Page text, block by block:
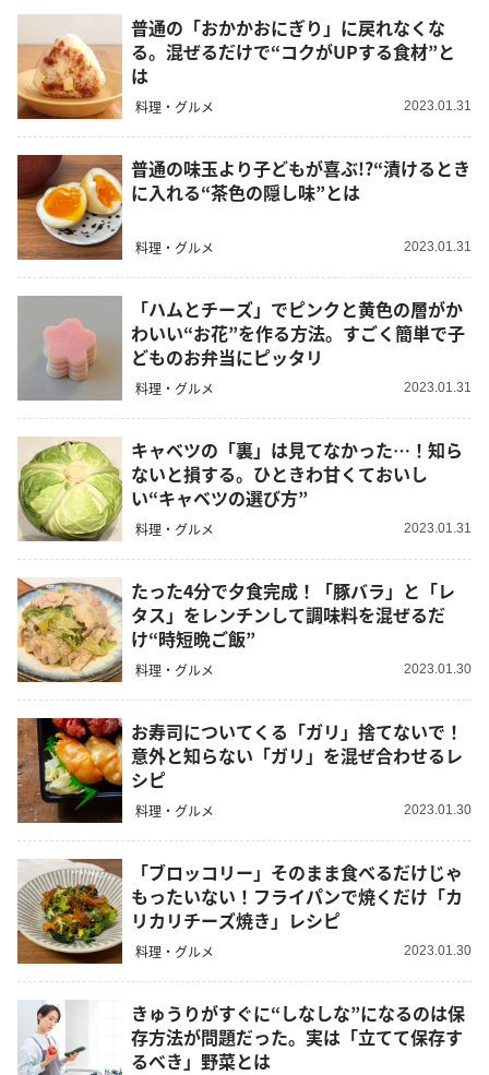
普通の「おかかおにぎり」に戻れなくな
る。混ぜるだけで“コクがUPする食材”と
は
料理・グルメ 2023.01.31
普通の味玉より子どもが喜ぶ!?“漬けるとき
に入れる“茶色の隠し味”とは
料理・グルメ 2023.01.31
「ハムとチーズ」でピンクと黄色の層がか
わいい“お花”を作る方法。すごく簡単で子
どものお弁当にピッタリ
料理・グルメ 2023.01.31
キャベツの「裏」は見てなかった…！知ら
ないと損する。ひときわ甘くておいし
い“キャベツの選び方”
料理・グルメ 2023.01.31
たった4分で夕食完成！「豚バラ」と「レ
タス」をレンチンして調味料を混ぜるだ
け“時短晩ご飯”
料理・グルメ 2023.01.30
お寿司についてくる「ガリ」捨てないで！
意外と知らない「ガリ」を混ぜ合わせるレ
シピ
料理・グルメ 2023.01.30
「ブロッコリー」そのまま食べるだけじゃ
もったいない！フライパンで焼くだけ「カ
リカリチーズ焼き」レシピ
料理・グルメ 2023.01.30
きゅうりがすぐに“しなしな”になるのは保
存方法が問題だった。実は「立てて保存す
るべき」野菜とは